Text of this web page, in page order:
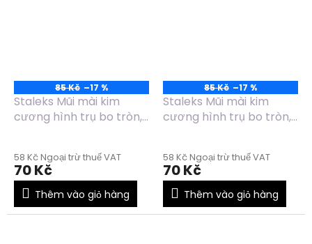
85 Kč –17 %
Staleks Mũi mài kim
cương hình trụ bo tròn,
FA30G023/8
58 Kč Ngoại trừ thuế VAT
70 Kč
Thêm vào giỏ hàng
85 Kč –17 %
Staleks Mũi mài kim
cương hình trụ bo tròn,
FA30G014/8
58 Kč Ngoại trừ thuế VAT
70 Kč
Thêm vào giỏ hàng